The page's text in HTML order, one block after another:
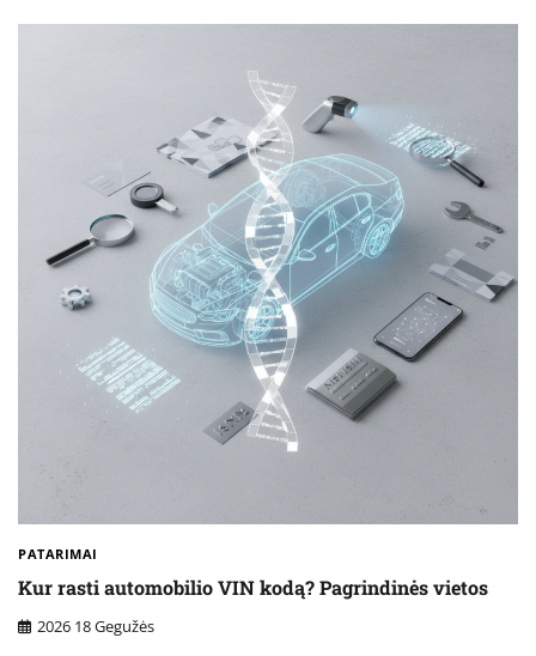
PATARIMAI
Kur rasti automobilio VIN kodą? Pagrindinės vietos
2026 18 Gegužės